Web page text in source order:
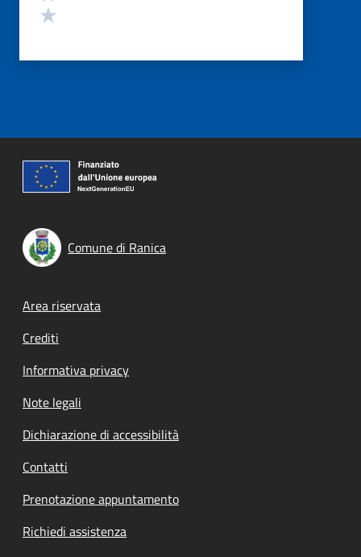
Comune di Ranica
Footer menu
Area riservata
Crediti
Informativa privacy
Note legali
Dichiarazione di accessibilità
Contatti
Prenotazione appuntamento
Richiedi assistenza